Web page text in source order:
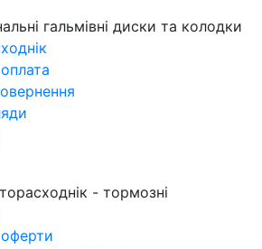
гальмівні диски та колодки
- тормозні
оферти